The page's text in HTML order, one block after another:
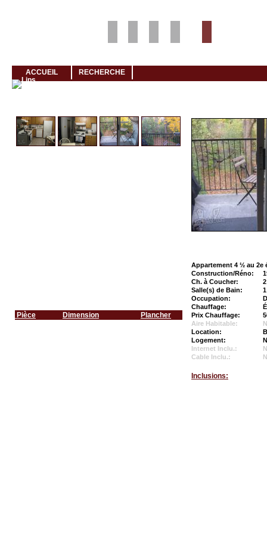
ACCUEIL RECHERCHE
Pièce Dimension Plancher
Appartement 4 ½ au 2e
Construction/Réno:
Ch. à Coucher:
2
Salle(s) de Bain:
1
Occupation:
Chauffage:
Prix Chauffage:
Aire Habitable:
Location:
Logement:
Internet Inclu.:
Cable Inclu.:
Inclusions: